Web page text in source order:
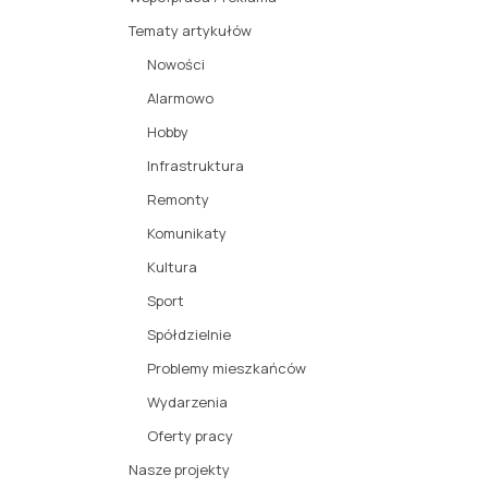
Tematy artykułów
Nowości
Alarmowo
Hobby
Infrastruktura
Remonty
Komunikaty
Kultura
Sport
Spółdzielnie
Problemy mieszkańców
Wydarzenia
Oferty pracy
Nasze projekty